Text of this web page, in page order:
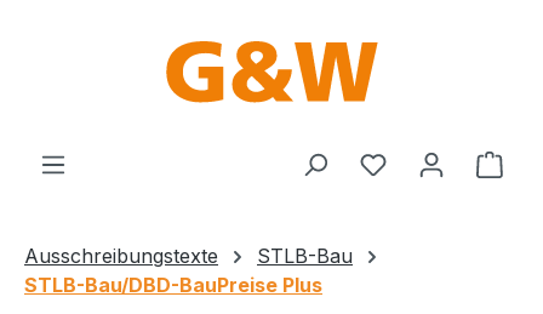
Du hast 0
Ausschreibungstexte
STLB-Bau
STLB-Bau/DBD-BauPreise Plus